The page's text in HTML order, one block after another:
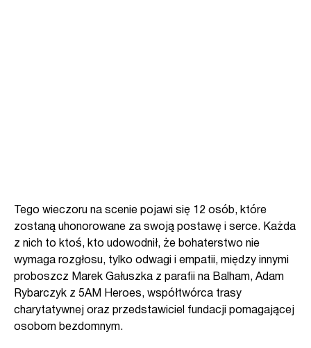
Tego wieczoru na scenie pojawi się 12 osób, które
zostaną uhonorowane za swoją postawę i serce. Każda
z nich to ktoś, kto udowodnił, że bohaterstwo nie
wymaga rozgłosu, tylko odwagi i empatii, między innymi
proboszcz Marek Gałuszka z parafii na Balham, Adam
Rybarczyk z 5AM Heroes, współtwórca trasy
charytatywnej oraz przedstawiciel fundacji pomagającej
osobom bezdomnym.